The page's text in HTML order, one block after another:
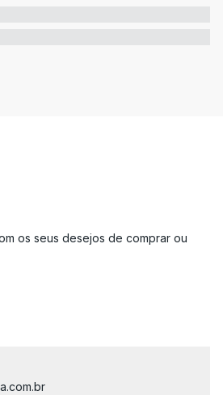
os seus desejos de comprar ou